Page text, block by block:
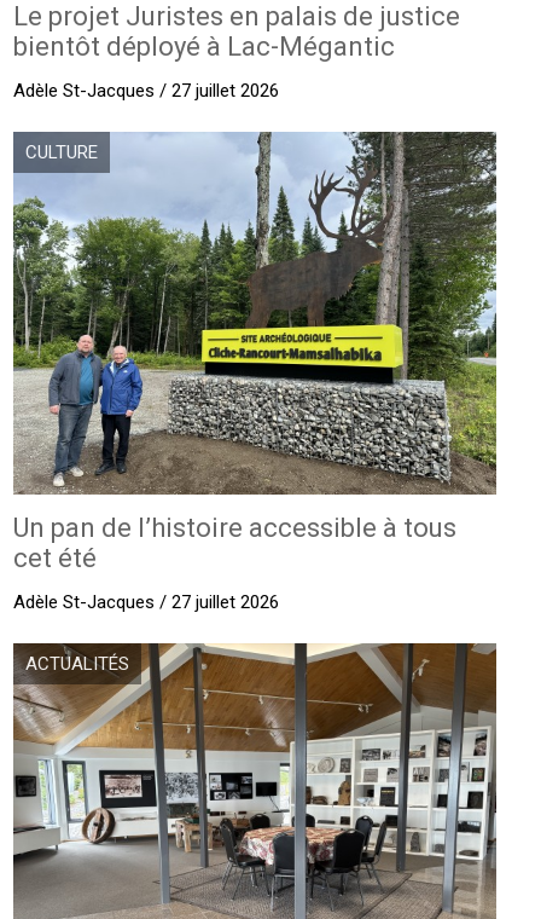
Le projet Juristes en palais de justice
bientôt déployé à Lac-Mégantic
Adèle St-Jacques / 27 juillet 2026
CULTURE
Un pan de l’histoire accessible à tous
cet été
Adèle St-Jacques / 27 juillet 2026
ACTUALITÉS